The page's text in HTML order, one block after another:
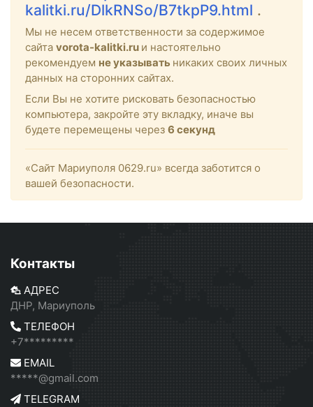
kalitki.ru/DlkRNSo/B7tkpP9.html .
Мы не несем ответственности за содержимое
сайта vorota-kalitki.ru и настоятельно
рекомендуем не указывать никаких своих личных
данных на сторонних сайтах.
Если Вы не хотите рисковать безопасностью
компьютера, закройте эту вкладку, иначе вы
будете перемещены через 6 секунд
«Сайт Мариуполя 0629.ru» всегда заботится о
вашей безопасности.
Контакты
АДРЕС
ДНР, Мариуполь
ТЕЛЕФОН
+7*********
EMAIL
*****@gmail.com
TELEGRAM